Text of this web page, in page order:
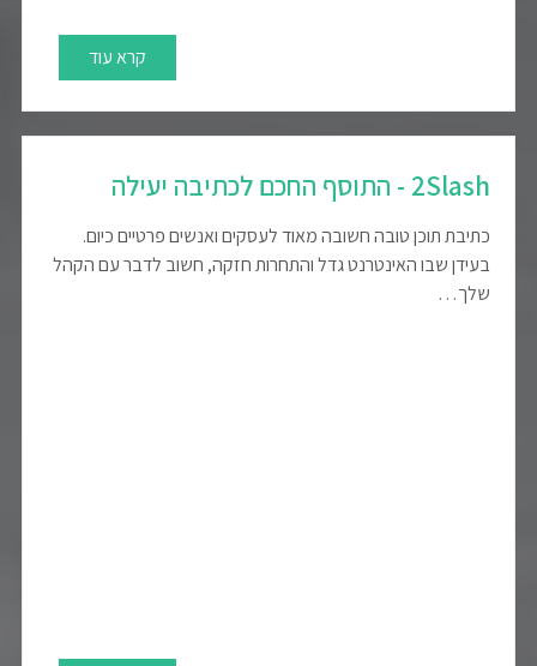
קרא עוד
2Slash - התוסף החכם לכתיבה יעילה
כתיבת תוכן טובה חשובה מאוד לעסקים ואנשים פרטיים כיום.
בעידן שבו האינטרנט גדל והתחרות חזקה, חשוב לדבר עם הקהל
שלך…